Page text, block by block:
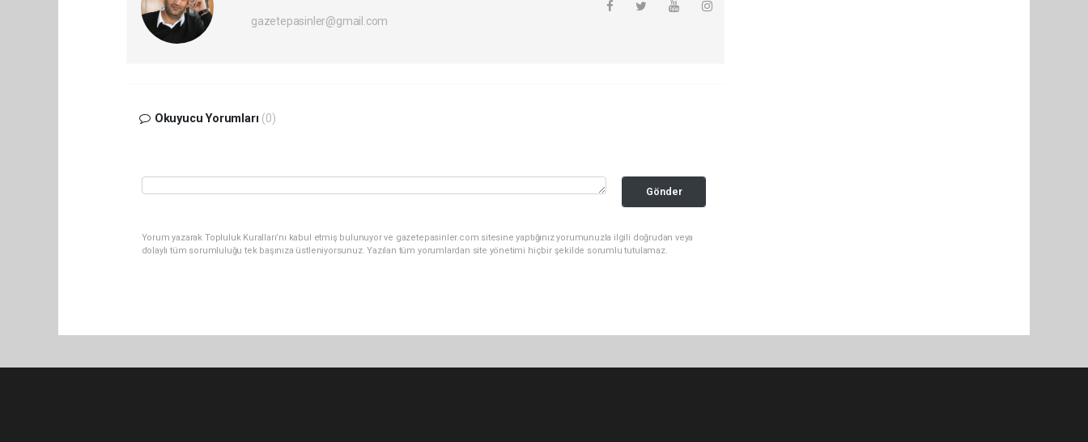
gazetepasinler@gmail.com
Okuyucu Yorumları (0)
Gönder
Yorum yazarak Topluluk Kuralları’nı kabul etmiş bulunuyor ve gazetepasinler.com sitesine yaptığınız yorumunuzla ilgili doğrudan veya
dolaylı tüm sorumluluğu tek başınıza üstleniyorsunuz. Yazılan tüm yorumlardan site yönetimi hiçbir şekilde sorumlu tutulamaz.